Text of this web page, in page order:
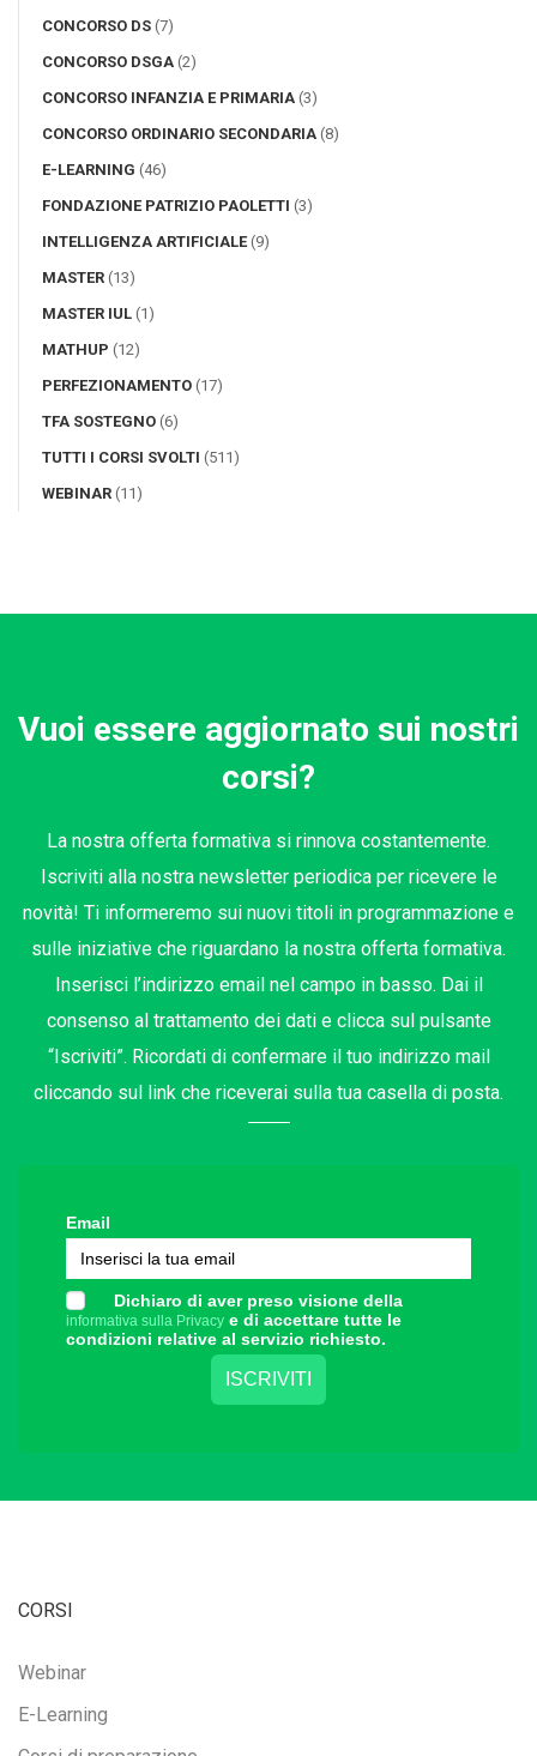
CONCORSO DS (7)
CONCORSO DSGA (2)
CONCORSO INFANZIA E PRIMARIA (3)
CONCORSO ORDINARIO SECONDARIA (8)
E-LEARNING (46)
FONDAZIONE PATRIZIO PAOLETTI (3)
INTELLIGENZA ARTIFICIALE (9)
MASTER (13)
MASTER IUL (1)
MATHUP (12)
PERFEZIONAMENTO (17)
TFA SOSTEGNO (6)
TUTTI I CORSI SVOLTI (511)
WEBINAR (11)
Vuoi essere aggiornato sui nostri
corsi?
La nostra offerta formativa si rinnova costantemente.
Iscriviti alla nostra newsletter periodica per ricevere le
novità! Ti informeremo sui nuovi titoli in programmazione e
sulle iniziative che riguardano la nostra offerta formativa.
Inserisci l’indirizzo email nel campo in basso. Dai il
consenso al trattamento dei dati e clicca sul pulsante
“Iscriviti”. Ricordati di confermare il tuo indirizzo mail
cliccando sul link che riceverai sulla tua casella di posta.
Email
Dichiaro di aver preso visione della
informativa sulla Privacy e di accettare tutte le
condizioni relative al servizio richiesto.
CORSI
Webinar
E-Learning